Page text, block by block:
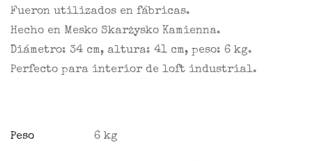
Fueron utilizados en fábricas.
Hecho en Mesko Skarżysko Kamienna.
Diámetro: 34 cm, altura: 41 cm, peso: 6 kg.
Perfecto para interior de loft industrial.
Peso 6 kg